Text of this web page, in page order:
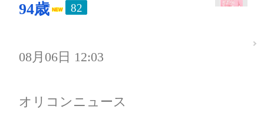
94歳
82
08月06日 12:03
オリコンニュース